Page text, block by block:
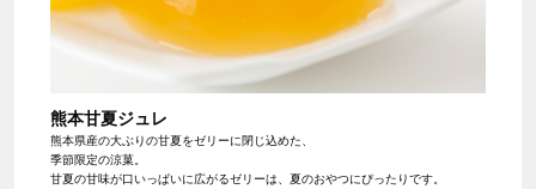
熊本甘夏ジュレ
熊本県産の大ぶりの甘夏をゼリーに閉じ込めた、
季節限定の涼菓。
甘夏の甘味が口いっぱいに広がるゼリーは、夏のおやつにぴったりです。